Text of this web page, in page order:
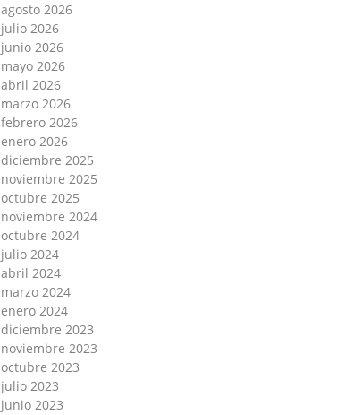
agosto 2026
julio 2026
junio 2026
mayo 2026
abril 2026
marzo 2026
febrero 2026
enero 2026
diciembre 2025
noviembre 2025
octubre 2025
noviembre 2024
octubre 2024
julio 2024
abril 2024
marzo 2024
enero 2024
diciembre 2023
noviembre 2023
octubre 2023
julio 2023
junio 2023